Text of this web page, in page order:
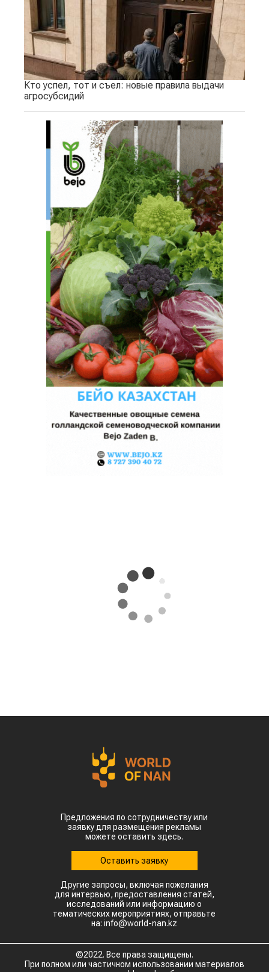
Кто успел, тот и съел: новые правила выдачи
агросубсидий
Предложения по сотрудничеству или
заявку для размещения рекламы
можете оставить здесь.
Оставить заявку
Другие запросы, включая пожелания
для интервью, предоставления статей,
исследований или информацию о
тематических мероприятиях, отправьте
на: info@world-nan.kz
©2022. Все права защищены.
При полном или частичном использовании материалов